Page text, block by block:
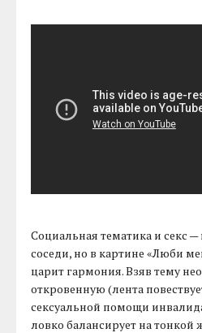
Социальная тематика и секс
соседи, но в картине «Люби
царит гармония. Взяв тему
откровенную (лента
сексуальной помощи
ловко балансирует на тонкой